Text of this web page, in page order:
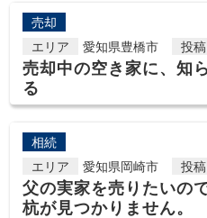
売却
エリア
愛知県豊橋市 投
売却中の空き家に、知
る
相続
エリア
愛知県岡崎市 投
父の実家を売りたいの
杭が見つかりません。